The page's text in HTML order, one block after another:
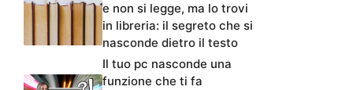
e non si legge, ma lo trovi
in libreria: il segreto che si
nasconde dietro il testo
Il tuo pc nasconde una
funzione che ti fa